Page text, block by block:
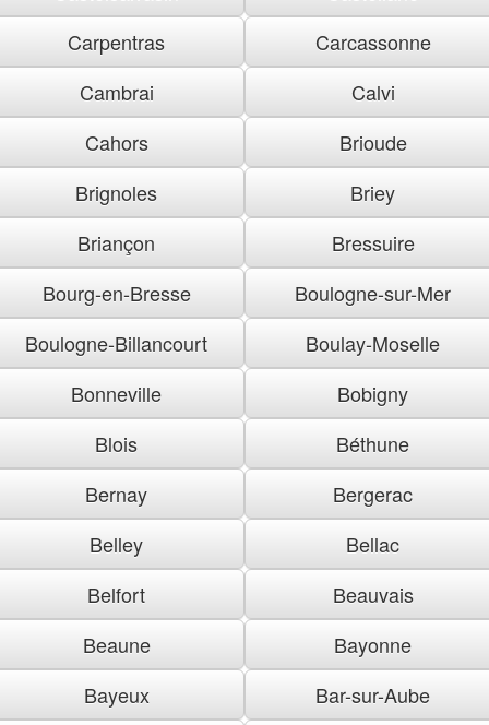
Carpentras
Carcassonne
Cambrai
Calvi
Cahors
Brioude
Brignoles
Briey
Briançon
Bressuire
Bourg-en-Bresse
Boulogne-sur-Mer
Boulogne-Billancourt
Boulay-Moselle
Bonneville
Bobigny
Blois
Béthune
Bernay
Bergerac
Belley
Bellac
Belfort
Beauvais
Beaune
Bayonne
Bayeux
Bar-sur-Aube